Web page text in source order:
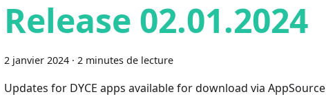
Release 02.01.2024
2 janvier 2024 · 2 minutes de lecture
Updates for DYCE apps available for download via AppSource